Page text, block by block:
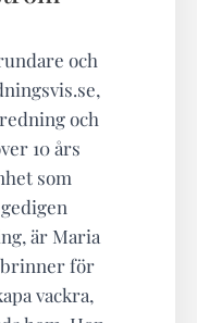
och
och
10 års
som
är Maria
för
vackra,